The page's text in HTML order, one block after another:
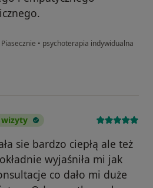
• psychoterapia indywidualna
sie bardzo ciepłą ale też
wyjaśniła mi jak
co dało mi duże